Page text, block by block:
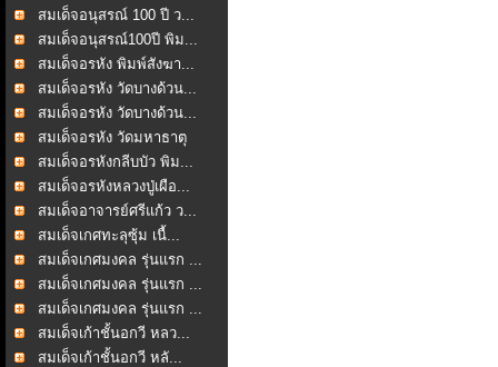
สมเด็จอนุสรณ์ 100 ปี ว...
สมเด็จอนุสรณ์100ปี พิม...
สมเด็จอรหัง พิมพ์สังฆา...
สมเด็จอรหัง วัดบางด้วน...
สมเด็จอรหัง วัดบางด้วน...
สมเด็จอรหัง วัดมหาธาตุ
สมเด็จอรหังกลีบบัว พิม...
สมเด็จอรหังหลวงปู่เผือ...
สมเด็จอาจารย์ศรีแก้ว ว...
สมเด็จเกศทะลุซุ้ม เนื้...
สมเด็จเกศมงคล รุ่นแรก ...
สมเด็จเกศมงคล รุ่นแรก ...
สมเด็จเกศมงคล รุ่นแรก ...
สมเด็จเก้าชั้นอกวี หลว...
สมเด็จเก้าชั้นอกวี หลั...